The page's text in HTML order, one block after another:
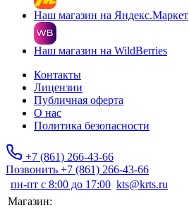
Наш магазин на Яндекс.Маркет
Наш магазин на WildBerries
Контакты
Лицензии
Публичная оферта
О нас
Политика безопасности
+7 (861) 266-43-66
Позвонить +7 (861) 266-43-66
пн-пт с 8:00 до 17:00 kts@krts.ru
Магазин: